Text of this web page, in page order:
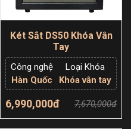
Két Sắt DS50 Khóa Vân
Tay
Công nghệ
Hàn Quốc
Loại Khóa
Khóa vân tay
6,990,000đ 7,670,000đ
Thêm giỏ hàng